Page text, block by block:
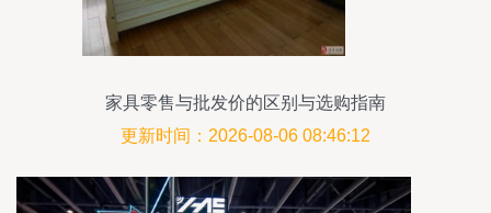
家具零售与批发价的区别与选购指南
更新时间：2026-08-06 08:46:12